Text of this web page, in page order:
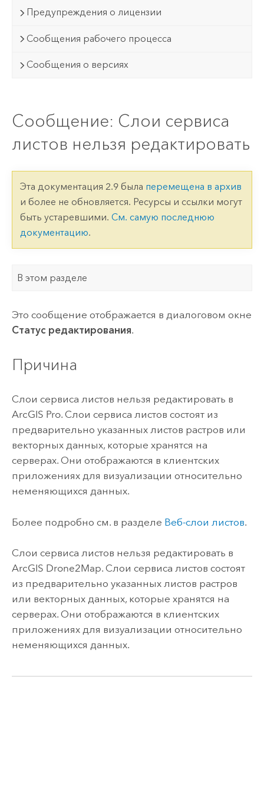
Предупреждения о лицензии
Сообщения рабочего процесса
Сообщения о версиях
Сообщение: Слои сервиса
листов нельзя редактировать
Эта документация 2.9 была перемещена в архив
и более не обновляется. Ресурсы и ссылки могут
быть устаревшими. См. самую последнюю
документацию.
В этом разделе
Это сообщение отображается в диалоговом окне
Статус редактирования.
Причина
Слои сервиса листов нельзя редактировать в
ArcGIS Pro. Слои сервиса листов состоят из
предварительно указанных листов растров или
векторных данных, которые хранятся на
серверах. Они отображаются в клиентских
приложениях для визуализации относительно
неменяющихся данных.
Более подробно см. в разделе Веб-слои листов.
Слои сервиса листов нельзя редактировать в
ArcGIS Drone2Map. Слои сервиса листов состоят
из предварительно указанных листов растров
или векторных данных, которые хранятся на
серверах. Они отображаются в клиентских
приложениях для визуализации относительно
неменяющихся данных.